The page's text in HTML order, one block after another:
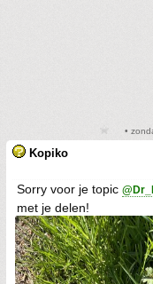
•
Kopiko
Sorry voor je topic
met je delen!